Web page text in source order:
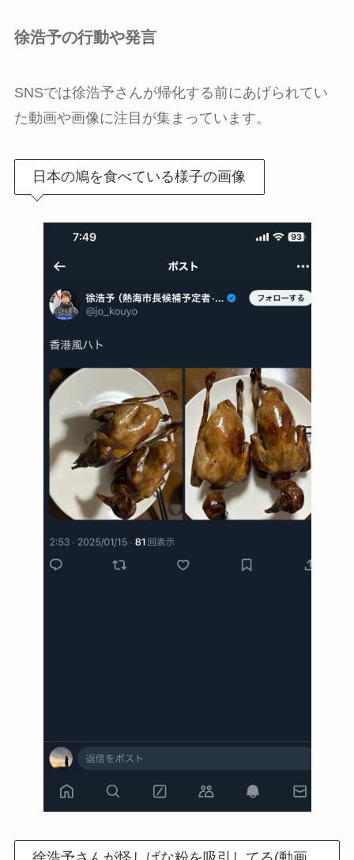
徐浩予の行動や発言
SNSでは徐浩予さんが帰化する前にあげられてい
た動画や画像に注目が集まっています。
日本の鳩を食べている様子の画像